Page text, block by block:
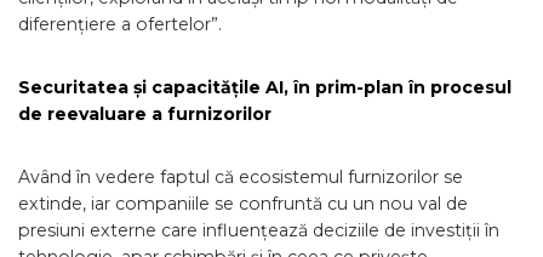
diferențiere a ofertelor”.
Securitatea și capacitățile AI, în prim-plan în procesul
de reevaluare a furnizorilor
Având în vedere faptul că ecosistemul furnizorilor se
extinde, iar companiile se confruntă cu un nou val de
presiuni externe care influențează deciziile de investiții în